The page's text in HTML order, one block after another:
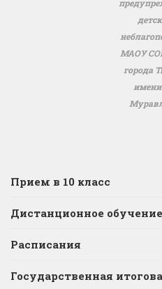
МАОУ
города
Прием в 10 класс
Дистанционное обучение
Расписания
Государственная